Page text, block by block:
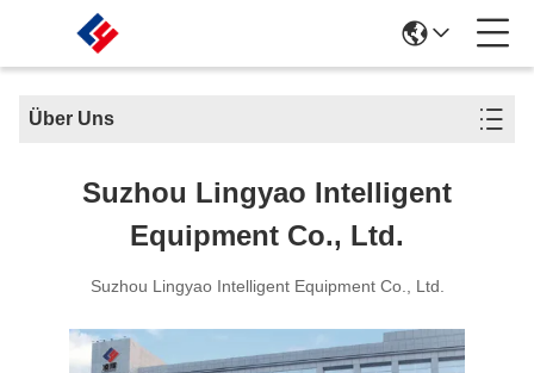
Über Uns
Suzhou Lingyao Intelligent
Equipment Co., Ltd.
Suzhou Lingyao Intelligent Equipment Co., Ltd.